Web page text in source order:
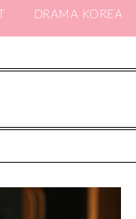
DRAMA KOREA